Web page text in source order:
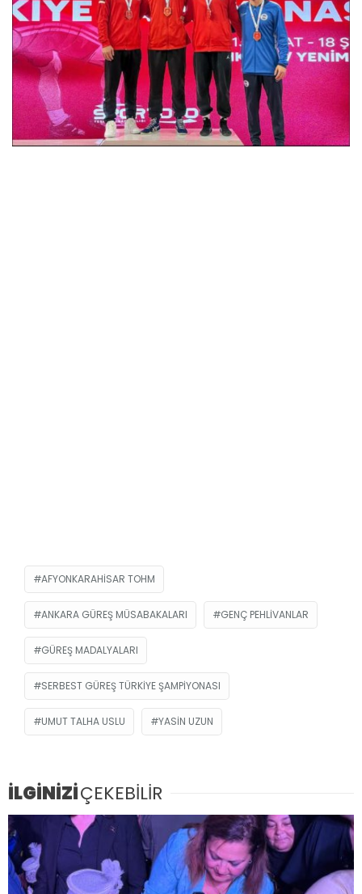
AFYONKARAHISAR TOHM
ANKARA GÜREŞ MÜSABAKALARI GENÇ PEHLIVANLAR
GÜREŞ MADALYALARI
SERBEST GÜREŞ TÜRKIYE ŞAMPIYONASI
UMUT TALHA USLU YASIN UZUN
İLGİNİZİÇEKEBİLİR